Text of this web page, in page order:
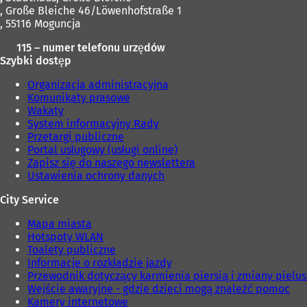
, Große Bleiche 46/Löwenhofstraße 1
, 55116 Moguncja
115 – numer telefonu urzędów
Szybki dostęp
Organizacja administracyjna
Komunikaty prasowe
Wakaty
System informacyjny Rady
Przetargi publiczne
Portal usługowy (usługi online)
Zapisz się do naszego newslettera
Ustawienia ochrony danych
City Service
Mapa miasta
Hotspoty WLAN
Toalety publiczne
Informacje o rozkładzie jazdy
Przewodnik dotyczący karmienia piersią i zmiany
Wejście awaryjne - gdzie dzieci mogą znaleźć pomoc
Kamery internetowe